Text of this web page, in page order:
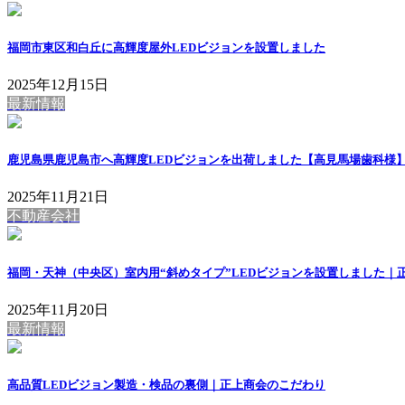
福岡市東区和白丘に高輝度屋外LEDビジョンを設置しました
2025年12月15日
最新情報
鹿児島県鹿児島市へ高輝度LEDビジョンを出荷しました【高見馬場歯科様】
2025年11月21日
不動産会社
福岡・天神（中央区）室内用“斜めタイプ”LEDビジョンを設置しました｜
2025年11月20日
最新情報
高品質LEDビジョン製造・検品の裏側｜正上商会のこだわり